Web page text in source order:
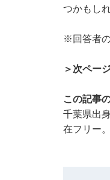
つかもし
※回答者
＞次ペー
この記事
千葉県出
在フリー